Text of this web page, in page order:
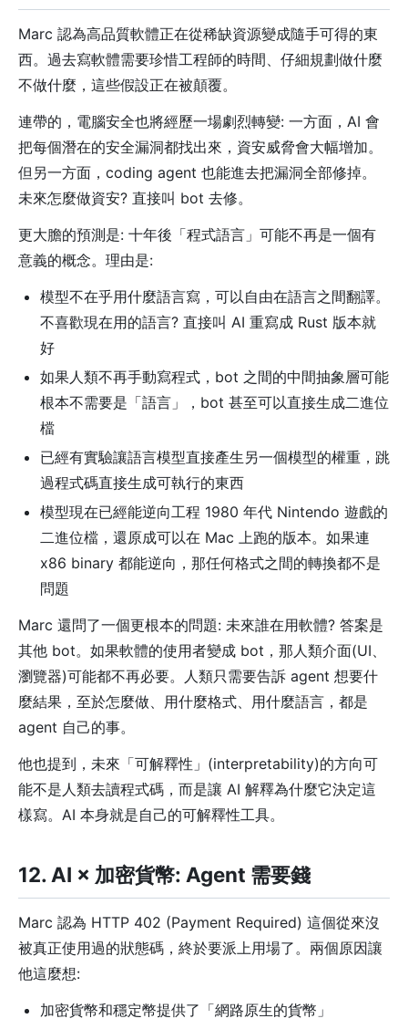
Marc 認為高品質軟體正在從稀缺資源變成隨手可得的東
西。過去寫軟體需要珍惜工程師的時間、仔細規劃做什麼
不做什麼，這些假設正在被顛覆。
連帶的，電腦安全也將經歷一場劇烈轉變: 一方面，AI 會
把每個潛在的安全漏洞都找出來，資安威脅會大幅增加。
但另一方面，coding agent 也能進去把漏洞全部修掉。
未來怎麼做資安? 直接叫 bot 去修。
更大膽的預測是: 十年後「程式語言」可能不再是一個有
意義的概念。理由是:
模型不在乎用什麼語言寫，可以自由在語言之間翻譯。
不喜歡現在用的語言? 直接叫 AI 重寫成 Rust 版本就
好
如果人類不再手動寫程式，bot 之間的中間抽象層可能
根本不需要是「語言」，bot 甚至可以直接生成二進位
檔
已經有實驗讓語言模型直接產生另一個模型的權重，跳
過程式碼直接生成可執行的東西
模型現在已經能逆向工程 1980 年代 Nintendo 遊戲的
二進位檔，還原成可以在 Mac 上跑的版本。如果連
x86 binary 都能逆向，那任何格式之間的轉換都不是
問題
Marc 還問了一個更根本的問題: 未來誰在用軟體? 答案是
其他 bot。如果軟體的使用者變成 bot，那人類介面(UI、
瀏覽器)可能都不再必要。人類只需要告訴 agent 想要什
麼結果，至於怎麼做、用什麼格式、用什麼語言，都是
agent 自己的事。
他也提到，未來「可解釋性」(interpretability)的方向可
能不是人類去讀程式碼，而是讓 AI 解釋為什麼它決定這
樣寫。AI 本身就是自己的可解釋性工具。
12. AI × 加密貨幣: Agent 需要錢
Marc 認為 HTTP 402 (Payment Required) 這個從來沒
被真正使用過的狀態碼，終於要派上用場了。兩個原因讓
他這麼想:
加密貨幣和穩定幣提供了「網路原生的貨幣」